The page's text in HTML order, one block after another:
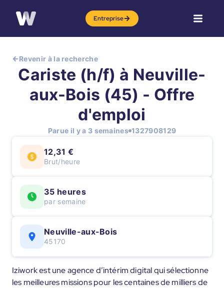
Entreprise
Revenir à la recherche
Cariste (h/f) à Neuville-
aux-Bois (45) - Offre
d'emploi
Parue il y a 3 semaines 1327908129
12,31 €
Brut/heure
35 heures
par semaine
Neuville-aux-Bois
45170
Iziwork est une agence d’intérim digital qui sélectionne
les meilleures missions pour les centaines de milliers de